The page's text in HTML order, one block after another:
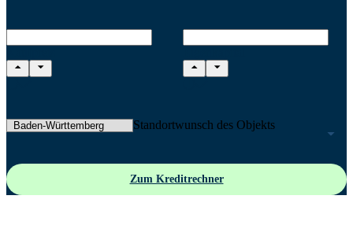
Standortwunsch des Objekts
Zum Kreditrechner